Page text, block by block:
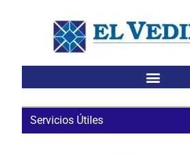
Servicios Útiles